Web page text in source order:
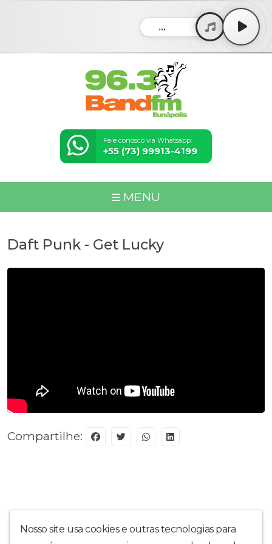
...
Fale conosco via Whatsapp:
+55 (73) 99913-4199
MENU
Daft Punk - Get Lucky
Compartilhe:
Nosso site usa cookies e outras tecnologias para